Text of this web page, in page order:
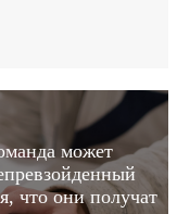
может
что они получат